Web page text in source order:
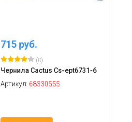
715 руб.
(0)
Чернила Cactus Cs-ept6731-6
Артикул: 68330555